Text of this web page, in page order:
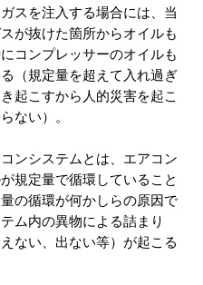
スを注入する場合には、当
が抜けた箇所からオイルも
コンプレッサーのオイルも
（規定量を超えて入れ過ぎ
起こすから人的災害を起こ
ない）。
ンシステムとは、エアコン
規定量で循環していること
の循環が何かしらの原因で
ム内の異物による詰まり
ない、出ない等）が起こる